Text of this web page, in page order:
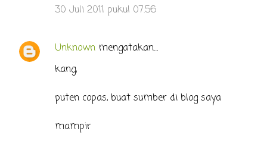
30 Juli 2011 pukul 07.56
Unknown mengatakan…
kang,
puten copas, buat sumber di blog saya
mampir